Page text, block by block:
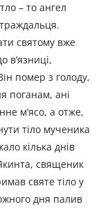
– то ангел
святому вже
в’язниці,
помер з голоду,
поганам, ані
м’ясо, а отже,
тіло мученика
кілька днів
священик
святе тіло у
дня палив